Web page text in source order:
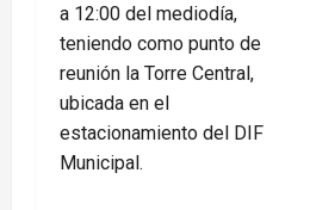
a 12:00 del mediodía,
teniendo como punto de
reunión la Torre Central,
ubicada en el
estacionamiento del DIF
Municipal.